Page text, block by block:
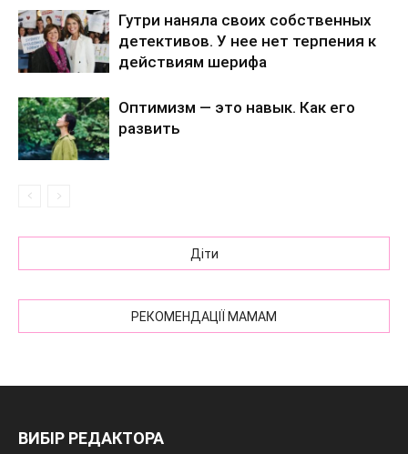
Гутри наняла своих собственных
детективов. У нее нет терпения к
действиям шерифа
Оптимизм — это навык. Как его
развить
Діти
РЕКОМЕНДАЦІЇ МАМАМ
ВИБІР РЕДАКТОРА